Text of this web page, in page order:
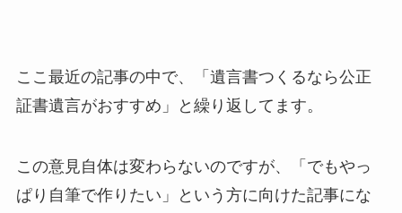
ここ最近の記事の中で、「遺言書つくるなら公正
証書遺言がおすすめ」と繰り返してます。
この意見自体は変わらないのですが、「でもやっ
ぱり自筆で作りたい」という方に向けた記事にな